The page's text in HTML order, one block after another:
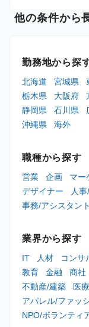
他の条件から
勤務地から探
北海道 宮城県
栃木県
大阪府
静岡県
石川県
沖縄県
海外
職種から探す
営業 企画 マー
デザイナー
人
事務/アシスタント
業界から探す
IT 人材 コンサ
教育
金融 商社
不動産/建築
医
アパレル/ファッ
NPO/ボランティ